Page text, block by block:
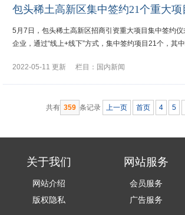
包头稀土高新区集中签约21个重大项
5月7日，包头稀土高新区招商引资重大项目集中签约
企业，通过“线上+线下”方式，集中签约项目21个，
2022-05-11 更新 栏目： 国内新闻
共有 359 条记录 上一页 首页 4 5
关于我们
网站介绍
版权隐私
网站服务
会员服务
广告服务